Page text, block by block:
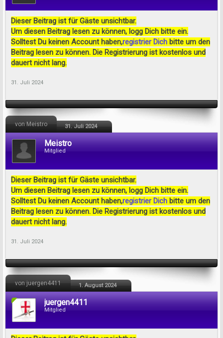
Dieser Beitrag ist für Gäste unsichtbar.
Um diesen Beitrag lesen zu können, logg Dich bitte ein.
Solltest Du keinen Account haben,registrier Dich bitte um den
Beitrag lesen zu können. Die Registrierung ist kostenlos und
dauert nicht lang.
31. Juli 2024
von Meistro 31. Juli 2024
Meistro
Mitglied
Dieser Beitrag ist für Gäste unsichtbar.
Um diesen Beitrag lesen zu können, logg Dich bitte ein.
Solltest Du keinen Account haben,registrier Dich bitte um den
Beitrag lesen zu können. Die Registrierung ist kostenlos und
dauert nicht lang.
31. Juli 2024
von juergen4411 1. August 2024
juergen4411
Mitglied